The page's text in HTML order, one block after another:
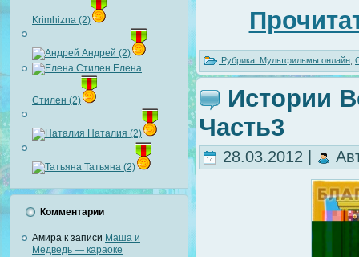
Krimhizna (2)
Андрей (2)
Елена
Стилен (2)
Наталия (2)
Татьяна (2)
Комментарии
Амира к записи Маша и
Медведь — караоке
Рубрика: Мультфильмы онлайн
Истории
Часть3
28.03.2012 |